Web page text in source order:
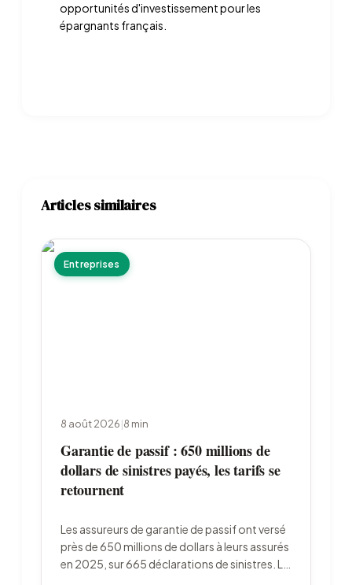
opportunités d'investissement pour les
épargnants français.
Articles similaires
Entreprises
8 août 2026|8 min
Garantie de passif : 650 millions de
dollars de sinistres payés, les tarifs se
retournent
Les assureurs de garantie de passif ont versé
près de 650 millions de dollars à leurs assurés
en 2025, sur 665 déclarations de sinistres. La